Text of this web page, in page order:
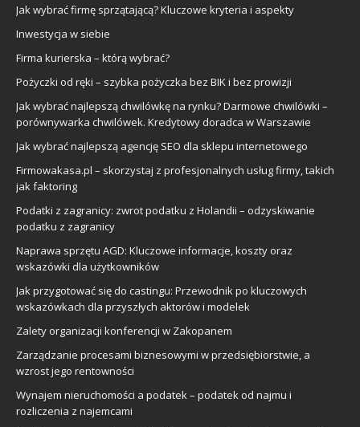
Jak wybrać firmę sprzątającą? Kluczowe kryteria i aspekty
Inwestycja w siebie
Firma kurierska – którą wybrać?
Pożyczki od ręki – szybka pożyczka bez BIK i bez prowizji
Jak wybrać najlepszą chwilówkę na rynku? Darmowe chwilówki –
porównywarka chwilówek. Kredytowy doradca w Warszawie
Jak wybrać najlepszą agencję SEO dla sklepu internetowego
Firmowakasa.pl – skorzystaj z profesjonalnych usług firmy, takich
jak faktoring
Podatki z zagranicy: zwrot podatku z Holandii – odzyskiwanie
podatku z zagranicy
Naprawa sprzętu AGD: Kluczowe informacje, koszty oraz
wskazówki dla użytkowników
Jak przygotować się do castingu: Przewodnik po kluczowych
wskazówkach dla przyszłych aktorów i modelek
Zalety organizacji konferencji w Zakopanem
Zarządzanie procesami biznesowymi w przedsiębiorstwie, a
wzrost jego rentowności
Wynajem nieruchomości a podatek – podatek od najmu i
rozliczenia z najemcami